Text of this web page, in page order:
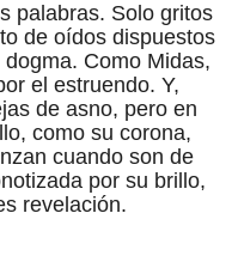
palabras. Solo gritos
de oídos dispuestos
Como Midas,
el estruendo. Y,
de asno, pero en
como su corona,
cuando son de
por su brillo,
revelación.